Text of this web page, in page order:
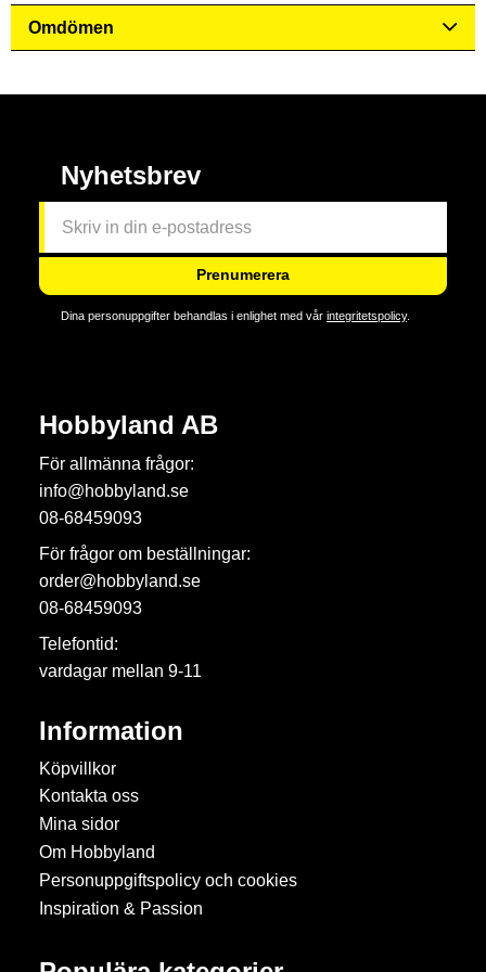
Omdömen
Nyhetsbrev
Prenumerera
Dina personuppgifter behandlas i enlighet med vår integritetspolicy.
Hobbyland AB
För allmänna frågor:
info@hobbyland.se
08-68459093
För frågor om beställningar:
order@hobbyland.se
08-68459093
Telefontid:
vardagar mellan 9-11
Information
Köpvillkor
Kontakta oss
Mina sidor
Om Hobbyland
Personuppgiftspolicy och cookies
Inspiration & Passion